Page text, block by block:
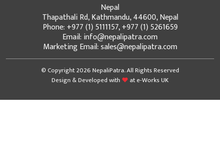
Nepal
Thapathali Rd, Kathmandu, 44600, Nepal
Phone: +977 (1) 5111157, +977 (1) 5261659
Email: info@nepalipatra.com
Marketing Email: sales@nepalipatra.com
© Copyright 2026 NepaliPatra. All Rights Reserved
Design & Developed with
ate-Works UK